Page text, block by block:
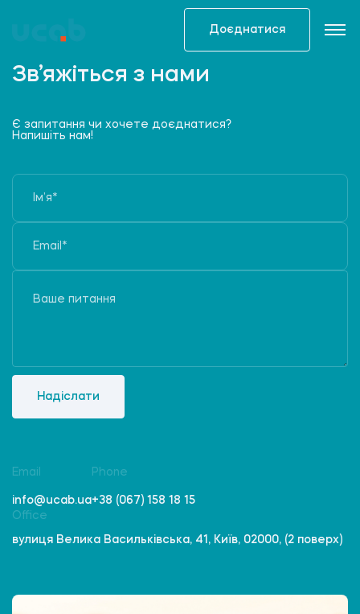
Доєднатися
Зв’яжіться з нами
Є запитання чи хочете доєднатися?
Напишіть нам!
Надіслати
Email
info@ucab.ua
Phone
+38 (067) 158 18 15
Office
вулиця Велика Васильківська, 41, Київ, 02000, (2 поверх)